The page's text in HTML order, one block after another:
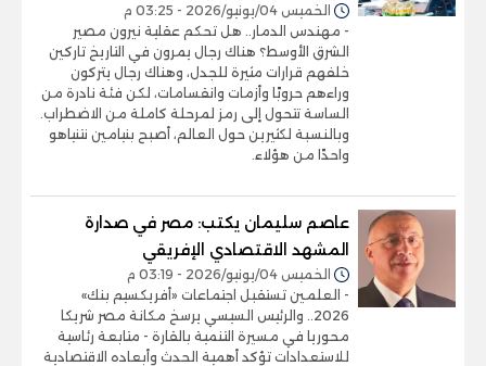
الخميس 04/يونيو/2026 - 03:25 م
- مهندس الدمار.. هل تحكم عقلية نيرون مصير
الشرق الأوسط؟ هناك رجال يمرون في التاريخ تاركين
خلفهم قرارات مثيرة للجدل، وهناك رجال يتركون
وراءهم حروبًا وأزمات وانقسامات، لكن فئة نادرة من
الساسة تتحول إلى رمز لمرحلة كاملة من الاضطراب.
وبالنسبة لكثيرين حول العالم، أصبح بنيامين نتنياهو
واحدًا من هؤلاء.
عاصم سليمان يكتب: مصر في صدارة
المشهد الاقتصادي الإفريقي
الخميس 04/يونيو/2026 - 03:19 م
- العلمين تستقبل اجتماعات «أفريكسيم بنك»
2026.. والرئيس السيسي يرسخ مكانة مصر شريكا
محوريا في مسيرة التنمية بالقارة - متابعة رئاسية
للاستعدادات تؤكد أهمية الحدث وأبعاده الاقتصادية